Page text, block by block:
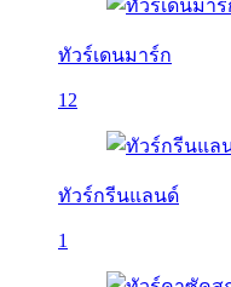
ทัวร์เดนมาร์ก
12
ทัวร์กรีนแลนด์
1